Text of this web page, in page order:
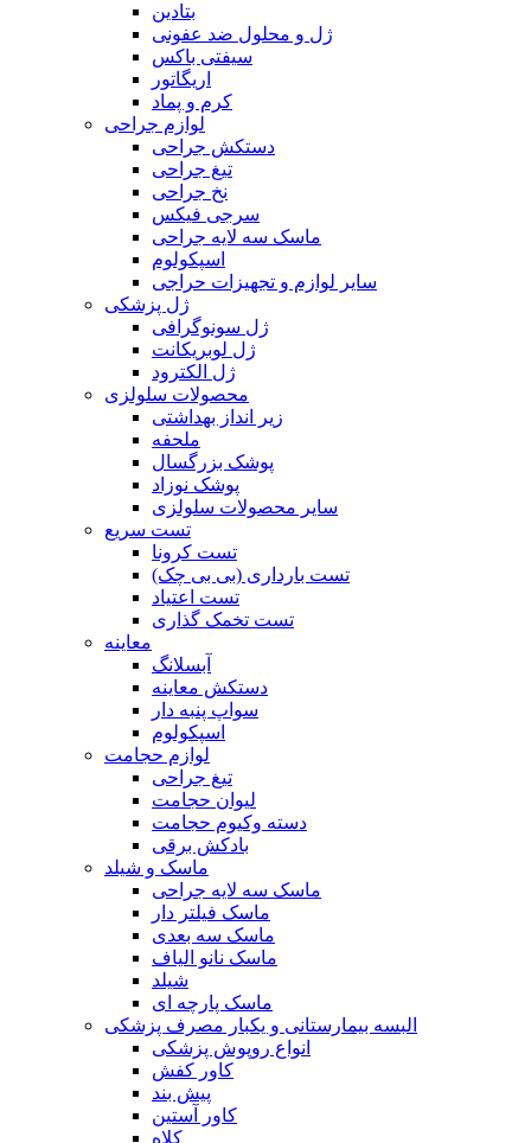
بتادین
ژل و محلول ضد عفونی
سیفتی باکس
اریگاتور
کرم و پماد
لوازم جراحی
دستکش جراحی
تیغ جراحی
نخ جراحی
سرجی فیکس
ماسک سه لایه جراحی
اسپکولوم
سایر لوازم و تجهیزات حراجی
ژل پزشکی
ژل سونوگرافی
ژل لوبریکانت
ژل الکترود
محصولات سلولزی
زیر انداز بهداشتی
ملحفه
پوشک بزرگسال
پوشک نوزاد
سایر محصولات سلولزی
تست سریع
تست کرونا
تست بارداری (بی بی چک)
تست اعتیاد
تست تخمک گذاری
معاینه
آبسلانگ
دستکش معاینه
سواپ پنبه دار
اسپکولوم
لوازم حجامت
تیغ جراحی
لیوان حجامت
دسته وکیوم حجامت
بادکش برقی
ماسک و شیلد
ماسک سه لایه جراحی
ماسک فیلتر دار
ماسک سه بعدی
ماسک نانو الیاف
شیلد
ماسک پارچه ای
البسه بیمارستانی و یکبار مصرف پزشکی
انواع روپوش پزشکی
کاور کفش
پیش بند
کاور آستین
کلاه